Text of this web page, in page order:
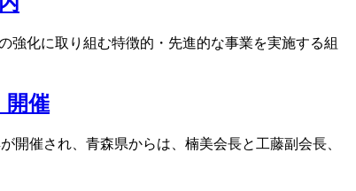
化に取り組む特徴的・先進的な事業を実施する組
催
開催され、青森県からは、楠美会長と工藤副会長、